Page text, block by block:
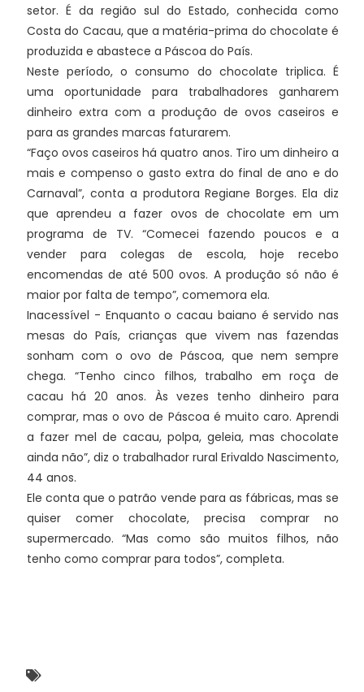
setor. É da região sul do Estado, conhecida como
Costa do Cacau, que a matéria-prima do chocolate é
produzida e abastece a Páscoa do País.
Neste período, o consumo do chocolate triplica. É
uma oportunidade para trabalhadores ganharem
dinheiro extra com a produção de ovos caseiros e
para as grandes marcas faturarem.
“Faço ovos caseiros há quatro anos. Tiro um dinheiro a
mais e compenso o gasto extra do final de ano e do
Carnaval”, conta a produtora Regiane Borges. Ela diz
que aprendeu a fazer ovos de chocolate em um
programa de TV. “Comecei fazendo poucos e a
vender para colegas de escola, hoje recebo
encomendas de até 500 ovos. A produção só não é
maior por falta de tempo”, comemora ela.
Inacessível - Enquanto o cacau baiano é servido nas
mesas do País, crianças que vivem nas fazendas
sonham com o ovo de Páscoa, que nem sempre
chega. “Tenho cinco filhos, trabalho em roça de
cacau há 20 anos. Às vezes tenho dinheiro para
comprar, mas o ovo de Páscoa é muito caro. Aprendi
a fazer mel de cacau, polpa, geleia, mas chocolate
ainda não”, diz o trabalhador rural Erivaldo Nascimento,
44 anos.
Ele conta que o patrão vende para as fábricas, mas se
quiser comer chocolate, precisa comprar no
supermercado. “Mas como são muitos filhos, não
tenho como comprar para todos”, completa.